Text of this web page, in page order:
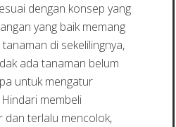
dengan konsep yang
yang baik memang
di sekelilingnya,
ada tanaman belum
untuk mengatur
membeli
dan terlalu mencolok,